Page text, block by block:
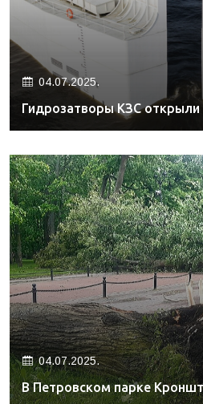
04.07.2025.
Гидрозатворы КЗС открыли
04.07.2025.
В Петровском парке